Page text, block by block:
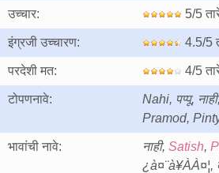
उच्चार: 5/5
इंग्रजी उच्चारण: 4.5/5
परदेशी मत: 4/5
टोपणनावे:
Nahi, पप्पू,
Pramod,
भावांची नावे: नाही, Satish,
¿à¤¨à¥ÀÀ¤¦,